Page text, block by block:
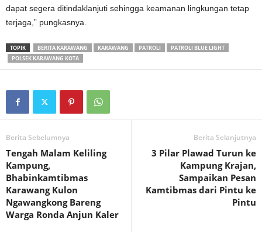
dapat segera ditindaklanjuti sehingga keamanan lingkungan tetap
terjaga,” pungkasnya.
TOPIK BERITA KARAWANG KARAWANG PATROLI
PATROLI BLUE LIGHT
POLSEK KARAWANG KOTA
Berita Sebelumnya
Tengah Malam Keliling
Kampung,
Bhabinkamtibmas
Karawang Kulon
Ngawangkong Bareng
Warga Ronda Anjun Kaler
Berita Selanjutnya
‎3 Pilar Plawad Turun ke
Kampung Krajan,
Sampaikan Pesan
Kamtibmas dari Pintu ke
Pintu